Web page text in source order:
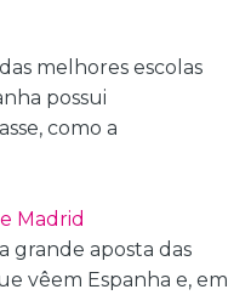
melhores escolas
possui
como a
Madrid
grande aposta das
vêem Espanha e, em